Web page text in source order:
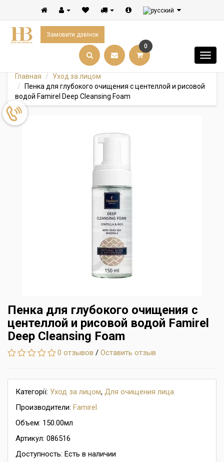
Замовити дзвінок
0
Главная
Уход за лицом
Пенка для глубокого очищения с центеллой и рисовой
водой Famirel Deep Cleansing Foam
Пенка для глубокого очищения с
центеллой и рисовой водой Famirel
Deep Cleansing Foam
0 отзывов / Оставить отзыв
Категорії: Уход за лицом, Для очищения лица
Производители: Famirel
Объем: 150.00мл
Артикул: 086516
Доступность: Есть в наличии